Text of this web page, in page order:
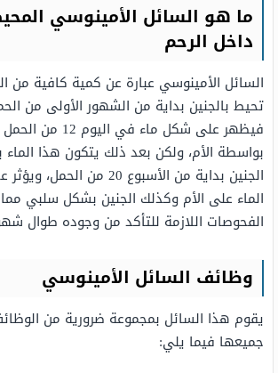
ما هو السائل الأمينوسي
داخل الرحم
السائل الأمينوسي عبارة عن كمية كافية من
تحيط بالجنين بداية من الشهور الأولى من
فيظهر على شكل ماء في
بواسطة الأم، ولكن بعد ذلك يتكون هذا
الجنين بداية من الأسبوع 20 من
الماء على الأم وكذلك الجنين بشكل سلبي
الفحوصات اللازمة للتأكد من وجوده طوال
وظائف السائل الأمينوسي
يقوم هذا السائل بمجموعة ضرورية من
جميعها فيما يلي: